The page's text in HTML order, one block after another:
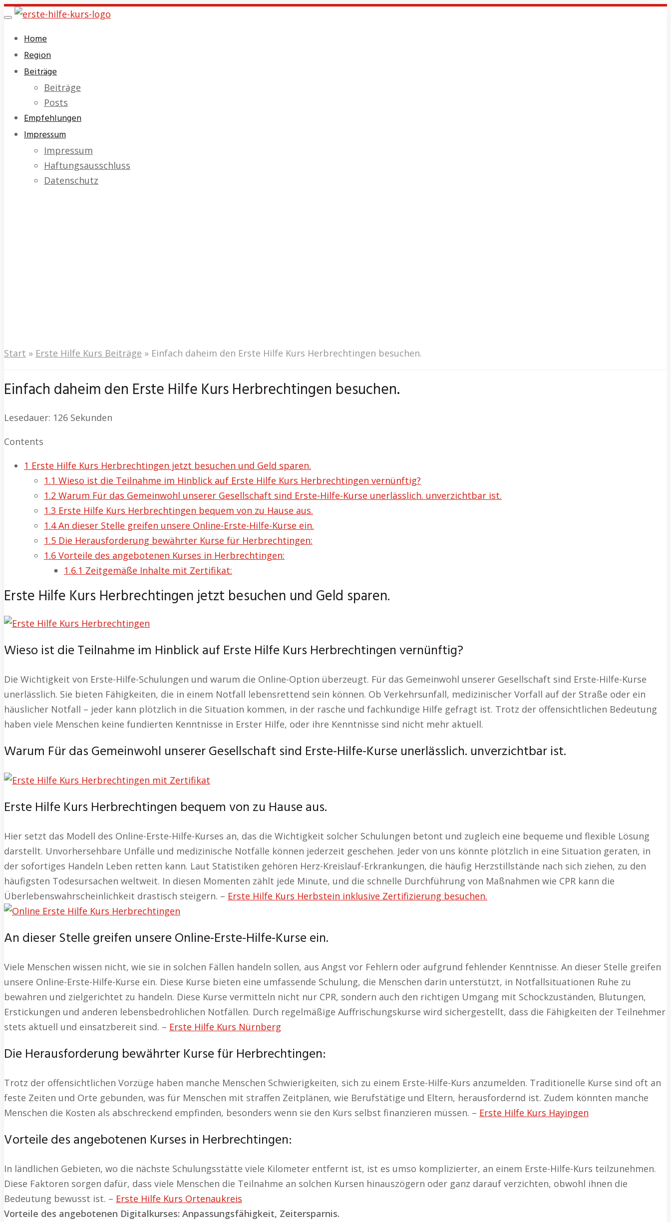
Skip
main
content
Toggle
Home
Region
Beiträge
Beiträge
Posts
Empfehlungen
Impressum
Impressum
Haftungsausschluss
Datenschutz
Start » Erste Hilfe Kurs Beiträge » Einfach daheim den Erste Hilfe Kurs Herbrechtingen besuchen.
Einfach daheim den Erste Hilfe Kurs Herbrechtingen besuchen.
Lesedauer: 126 Sekunden
Contents
1 Erste Hilfe Kurs Herbrechtingen jetzt besuchen und Geld sparen.
1.1 Wieso ist die Teilnahme im Hinblick auf Erste Hilfe Kurs Herbrechtingen vernünftig?
1.2 Warum Für das Gemeinwohl unserer Gesellschaft sind Erste-Hilfe-Kurse unerlässlich. unverzichtbar ist.
1.3 Erste Hilfe Kurs Herbrechtingen bequem von zu Hause aus.
1.4An dieser Stelle greifen unsere Online-Erste-Hilfe-Kurse ein.
1.5 Die Herausforderung bewährter Kurse für Herbrechtingen:
1.6 Vorteile des angebotenen Kurses in Herbrechtingen:
1.6.1 Zeitgemäße Inhalte mit Zertifikat:
Erste Hilfe Kurs Herbrechtingen jetzt besuchen und Geld sparen.
Wieso ist die Teilnahme im Hinblick auf Erste Hilfe Kurs Herbrechtingen vernünftig?
Die Wichtigkeit von Erste-Hilfe-Schulungen und warum die Online-Option überzeugt. Für das Gemeinwohl unserer Gesellschaft sind Erste-Hilfe-Kurse
unerlässlich. Sie bieten Fähigkeiten, die in einem Notfall lebensrettend sein können. Ob Verkehrsunfall, medizinischer Vorfall auf der Straße oder ein
häuslicher Notfall – jeder kann plötzlich in die Situation kommen, in der rasche und fachkundige Hilfe gefragt ist. Trotz der offensichtlichen Bedeutung
haben viele Menschen keine fundierten Kenntnisse in Erster Hilfe, oder ihre Kenntnisse sind nicht mehr aktuell.
Warum Für das Gemeinwohl unserer Gesellschaft sind Erste-Hilfe-Kurse unerlässlich. unverzichtbar ist.
Erste Hilfe Kurs Herbrechtingen bequem von zu Hause aus.
Hier setzt das Modell des Online-Erste-Hilfe-Kurses an, das die Wichtigkeit solcher Schulungen betont und zugleich eine bequeme und flexible Lösung
darstellt. Unvorhersehbare Unfälle und medizinische Notfälle können jederzeit geschehen. Jeder von uns könnte plötzlich in eine Situation geraten, in
der sofortiges Handeln Leben retten kann. Laut Statistiken gehören Herz-Kreislauf-Erkrankungen, die häufig Herzstillstände nach sich ziehen, zu den
häufigsten Todesursachen weltweit. In diesen Momenten zählt jede Minute, und die schnelle Durchführung von Maßnahmen wie CPR kann die
Überlebenswahrscheinlichkeit drastisch steigern. – Erste Hilfe Kurs Herbstein inklusive Zertifizierung besuchen.
An dieser Stelle greifen unsere Online-Erste-Hilfe-Kurse ein.
Viele Menschen wissen nicht, wie sie in solchen Fällen handeln sollen, aus Angst vor Fehlern oder aufgrund fehlender Kenntnisse. An dieser Stelle greifen
unsere Online-Erste-Hilfe-Kurse ein. Diese Kurse bieten eine umfassende Schulung, die Menschen darin unterstützt, in Notfallsituationen Ruhe zu
bewahren und zielgerichtet zu handeln. Diese Kurse vermitteln nicht nur CPR, sondern auch den richtigen Umgang mit Schockzuständen, Blutungen,
Erstickungen und anderen lebensbedrohlichen Notfällen. Durch regelmäßige Auffrischungskurse wird sichergestellt, dass die Fähigkeiten der Teilnehmer
stets aktuell und einsatzbereit sind. – Erste Hilfe Kurs Nürnberg
Die Herausforderung bewährter Kurse für Herbrechtingen:
Trotz der offensichtlichen Vorzüge haben manche Menschen Schwierigkeiten, sich zu einem Erste-Hilfe-Kurs anzumelden. Traditionelle Kurse sind oft an
feste Zeiten und Orte gebunden, was für Menschen mit straffen Zeitplänen, wie Berufstätige und Eltern, herausfordernd ist. Zudem könnten manche
Menschen die Kosten als abschreckend empfinden, besonders wenn sie den Kurs selbst finanzieren müssen. – Erste Hilfe Kurs Hayingen
Vorteile des angebotenen Kurses in Herbrechtingen:
In ländlichen Gebieten, wo die nächste Schulungsstätte viele Kilometer entfernt ist, ist es umso komplizierter, an einem Erste-Hilfe-Kurs teilzunehmen.
Diese Faktoren sorgen dafür, dass viele Menschen die Teilnahme an solchen Kursen hinauszögern oder ganz darauf verzichten, obwohl ihnen die
Bedeutung bewusst ist. – Erste Hilfe Kurs Ortenaukreis
Vorteile des angebotenen Digitalkurses: Anpassungsfähigkeit, Zeitersparnis.